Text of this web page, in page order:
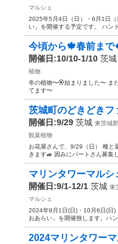
マルシェ
2025年5月4日（日）・6月1日
い」を開催する予定です。 ハン
今頃から🍁春前まで
開催日:10/10-1/10 茨城
植物
冬の植物〜🏵️始まりました〜 ま
てます〜
茨城町のどきどきフ
開催日:9/29 茨城 東茨城郡
観葉植物
お花屋さんで、9/29（日） 種と
きます🚙 因みにパートさん募集
マリンタワーマル
開催日:9/1-12/1 茨城 東
マルシェ
2024年9月1日(日)・10月6日(日)
おあらい」を開催致します。ハ
2024マリンタワー